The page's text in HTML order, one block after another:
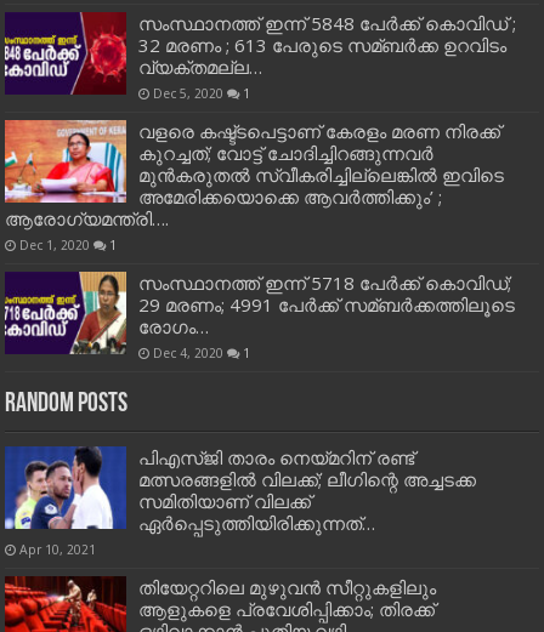
സംസ്ഥാനത്ത് ഇന്ന് 5848 പേര്‍ക്ക് കൊവി‌ഡ് ;
32 മരണം ; 613 പേരുടെ സമ്ബര്‍ക്ക ഉറവിടം
വ്യക്തമല്ല…
Dec 5, 2020 1
വളരെ കഷ്ട്ടപെട്ടാണ് കേരളം മരണ നിരക്ക്
കുറച്ചത്; വോട്ട് ചോദിച്ചിറങ്ങുന്നവർ
മുൻകരുതൽ സ്വീകരിച്ചില്ലെങ്കിൽ ഇവിടെ
അമേരിക്കയൊക്കെ ആവർത്തിക്കും’ ;
ആരോഗ്യമന്ത്രി….
Dec 1, 2020 1
സംസ്ഥാനത്ത് ഇന്ന് 5718 പേര്‍ക്ക് കൊവിഡ്;
29 മരണം; 4991 പേര്‍ക്ക് സമ്ബര്‍ക്കത്തിലൂടെ
രോഗം…
Dec 4, 2020 1
Random Posts
പിഎസ്ജി താരം നെയ്മറിന് രണ്ട്‌
മത്സരങ്ങളില്‍ വിലക്ക്; ലീഗിന്റെ അച്ചടക്ക
സമിതിയാണ് വിലക്ക്
ഏര്‍പ്പെടുത്തിയിരിക്കുന്നത്…
Apr 10, 2021
തിയേറ്ററിലെ മുഴുവന്‍ സീറ്റുകളിലും
ആളുകളെ പ്രവേശിപ്പിക്കാം; തിരക്ക്